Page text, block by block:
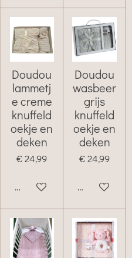
Doudou
lammetj
e creme
knuffeld
oekje en
deken
€ 24,99
Bekijk details
Doudou
wasbeer
grijs
knuffeld
oekje en
deken
€ 24,99
Bekijk details